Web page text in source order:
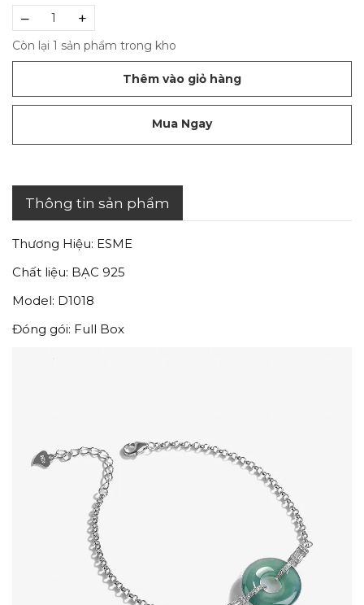
– +
Còn lại 1 sản phẩm trong kho
Thêm vào giỏ hàng
Mua Ngay
Thông tin sản phẩm
Thương Hiệu: ESME
Chất liệu: BẠC 925
Model: D1018
Đóng gói: Full Box